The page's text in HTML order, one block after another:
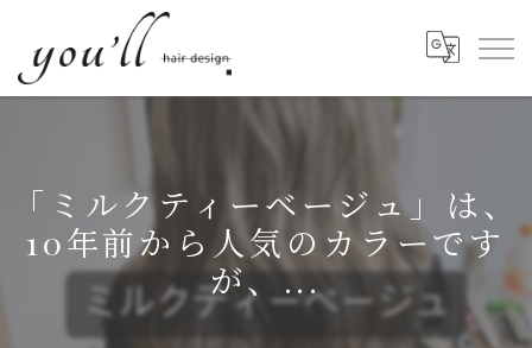
「ミルクティーベージュ」は、
10年前から人気のカラーです
が、...